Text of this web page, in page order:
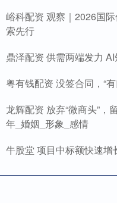
峪科配资 观察｜2026国
索先行
鼎泽配资 供需两端发力
粤有钱配资 没签合同，“
龙辉配资 放弃“微商头”，
年_婚姻_形象_感情
牛股堂 项目中标额快速